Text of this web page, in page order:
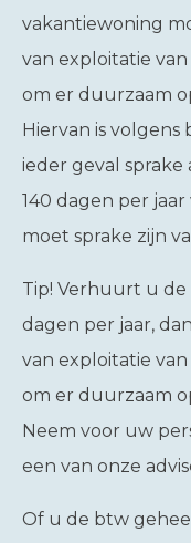
vakantiewoning
van exploitatie
om er duurzaam
Hiervan is volgens
ieder geval sprake
140 dagen per
moet sprake zijn
Tip! Verhuurt u de
dagen per jaar,
van exploitatie
om er duurzaam
Neem voor uw
een van onze
Of u de btw